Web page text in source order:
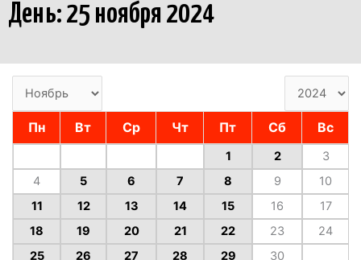
День: 25 ноября 2024
Пн Вт Ср Чт Пт Сб Вс
1 2
3
4
5 6 7 8 9
10
11
12 13 14 15 16
17
18
19 20 21 22 23
24
25
26 27 28 29 30